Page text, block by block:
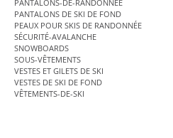
PANTALONS-DE-RANDONNEE
PANTALONS DE SKI DE FOND
PEAUX POUR SKIS DE RANDONNÉE
SÉCURITÉ-AVALANCHE
SNOWBOARDS
SOUS-VÊTEMENTS
VESTES ET GILETS DE SKI
VESTES DE SKI DE FOND
VÊTEMENTS-DE-SKI